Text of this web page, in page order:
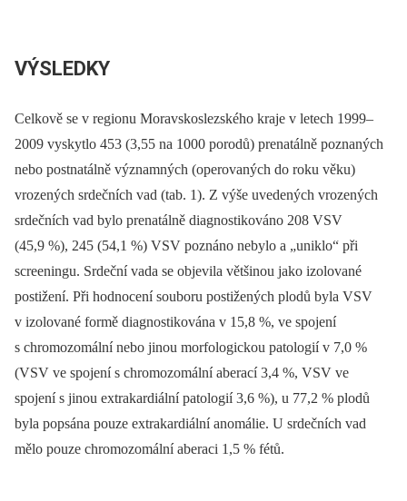
VÝSLEDKY
Celkově se v regionu Moravskoslezského kraje v letech 1999–
2009 vyskytlo 453 (3,55 na 1000 porodů) prenatálně poznaných
nebo postnatálně významných (operovaných do roku věku)
vrozených srdečních vad (tab. 1). Z výše uvedených vrozených
srdečních vad bylo prenatálně diagnostikováno 208 VSV
(45,9 %), 245 (54,1 %) VSV poznáno nebylo a „uniklo“ při
screeningu. Srdeční vada se objevila většinou jako izolované
postižení. Při hodnocení souboru postižených plodů byla VSV
v izolované formě diagnostikována v 15,8 %, ve spojení
s chromozomální nebo jinou morfologickou patologií v 7,0 %
(VSV ve spojení s chromozomální aberací 3,4 %, VSV ve
spojení s jinou extrakardiální patologií 3,6 %), u 77,2 % plodů
byla popsána pouze extrakardiální anomálie. U srdečních vad
mělo pouze chromozomální aberaci 1,5 % fétů.